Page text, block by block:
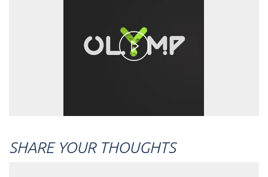
Play
SHARE YOUR THOUGHTS